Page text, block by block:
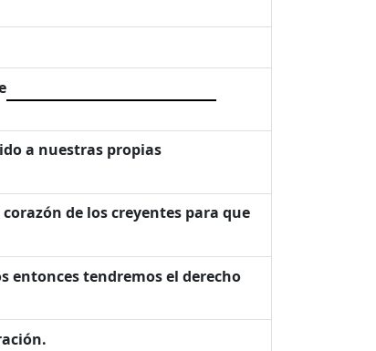
a nuestras propias
de los creyentes para que
entonces tendremos el derecho